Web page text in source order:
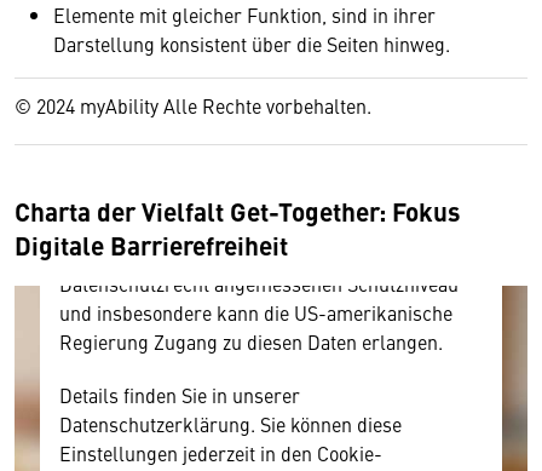
Elemente mit gleicher Funktion, sind in ihrer
Darstellung konsistent über die Seiten hinweg.
© 2024 myAbility Alle Rechte vorbehalten.
Charta der Vielfalt Get-Together: Fokus
Digitale Barrierefreiheit
Wir benötigen Ihre Zustimmung
Hier würden wir Ihnen gerne einen externen
Inhalt anzeigen. Dafür benötigen wir allerdings
Ihre Zustimmung, da Ihr Browser
amerikanischen Anbietern austauscht.
Diese Daten unterliegen keinem dem EU-
Datenschutzrecht angemessenen Schutzniveau
und insbesondere kann die US-amerikanische
Regierung Zugang zu diesen Daten erlangen.
Details finden Sie in unserer
Datenschutzerklärung. Sie können diese
Einstellungen jederzeit in den Cookie-